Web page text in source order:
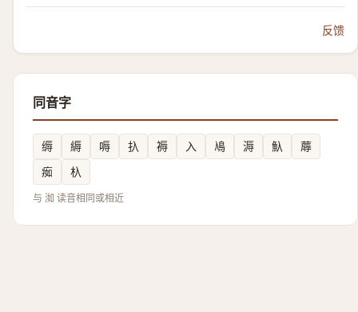
反馈
同音字
缛 縟 嗕 扖 褥 入 鳰 溽 魞
蓐
㾒
杁
与 洳 读音相同或相近